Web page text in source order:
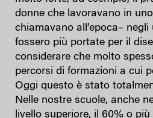
donne che lavoravano in
chiamavano all’epoca–
fossero più portate per il
considerare che molto
percorsi di formazioni a cui
Oggi questo è stato
Nelle nostre scuole, anche
livello superiore, il 60% o